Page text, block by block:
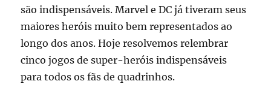
são indispensáveis. Marvel e DC já tiveram seus
maiores heróis muito bem representados ao
longo dos anos. Hoje resolvemos relembrar
cinco jogos de super-heróis indispensáveis
para todos os fãs de quadrinhos.